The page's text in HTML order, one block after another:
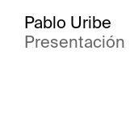
Pablo Uribe
Presentación